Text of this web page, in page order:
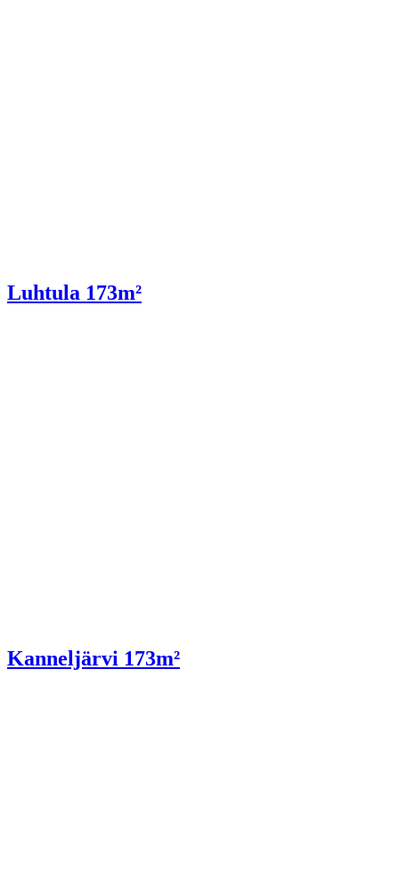
Luhtula 173m²
Kanneljärvi 173m²